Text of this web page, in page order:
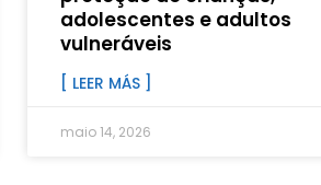
adolescentes e adultos
vulneráveis
[ LEER MÁS ]
maio 14, 2026